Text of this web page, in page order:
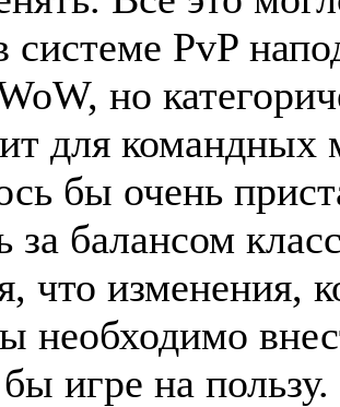
системе PvP
но
для командных
бы очень
за балансом
что изменения,
необходимо
игре на пользу.